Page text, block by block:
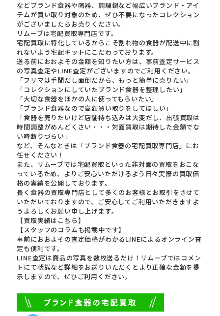
などブランド食器や陶器、調理鍋など幅広いブランド・アイ
テムが買い取り対象のため、ぜひ不要になったコレクション
がございましたらお売りください。
リムーブは宅配買取専門店です。
宅配買取に特化しているからこそ割れ物の食器が配送中に割
れないよう宅配キットにこだわっております。
送る前におおよその金額を知りたい方は、事前査定サービス
の写真査定やLINE査定がございますのでご利用ください。
「フリマは手間だし面倒だから、もっと簡単に売りたい」
「コレクションにしていたブランド食器を整理したい」
「大切な食器をほかの人に使ってもらいたい」
「ブランド食器なので高額買い取りをしてほしい」
「食器を売りたいけど店舗持ち込みは大変だし、出張買取は
時間調整がめんどくさい・・・対面買取は期待した金額でな
い時断りづらい」
など、そんなときは「ブランド食器の宅配買取専門店」にお
任せください！
また、リムーブでは宅配買取といった非対面の買取をおこな
っているため、よりご安心いただけるよう日々実際の買取価
格の実績を公開しております。
長く食器の買取専門店として多くのお客様とお取引をさせて
いただいておりますので、ご安心してご利用いただきますよ
うよろしくお願い申し上げます。
【買取実績はこちら】
【スタッフのコラムも掲載中です】
事前におおよその査定価格がわかるLINEによるオンライン査
定も便利です。
LINE査定は商品の写真を数枚送るだけ！リムーブではコメン
トにて状態など詳細をお送りいただくとより正確な金額を提
示しますので、ぜひご利用ください。